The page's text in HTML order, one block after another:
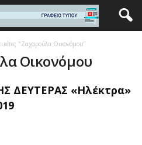
"Ζαχαρούλα Οικονόμου"
Οικονόμου
ΔΕΥΤΕΡΑΣ «Ηλέκτρα»